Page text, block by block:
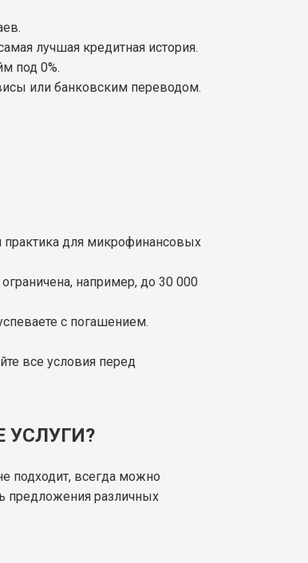
лучшая кредитная история.
под 0%.
или банковским переводом.
практика для микрофинансовых
например, до 30 000
с погашением.
все условия перед
подходит, всегда можно
предложения различных